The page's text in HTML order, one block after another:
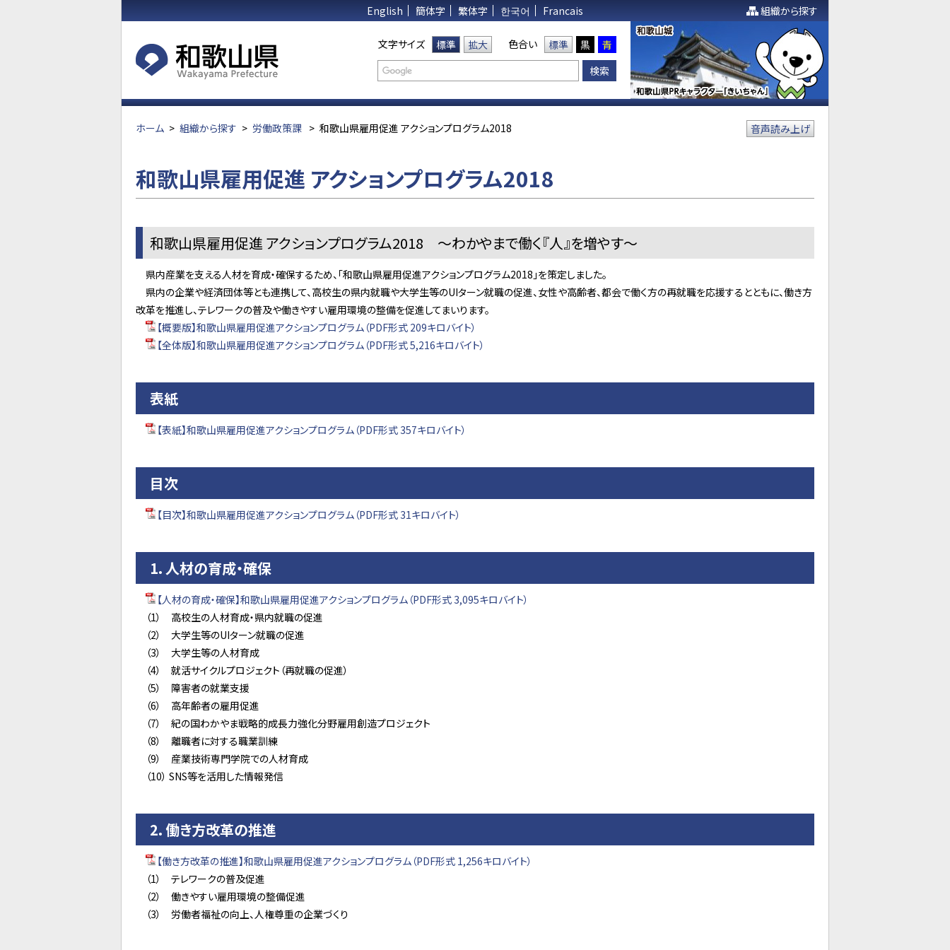
English 簡体字 繁体字 한국어 Francais 組織から探す
文字サイズ 標準 拡大 色合い 標準 黒 青
ホーム > 組織から探す > 労働政策課 > 和歌山県雇用促進 アクションプログラム2018 音声読み上げ
和歌山県雇用促進 アクションプログラム2018
和歌山県雇用促進 アクションプログラム2018 ～わかやまで働く『人』を増やす～
県内産業を支える人材を育成・確保するため、「和歌山県雇用促進アクションプログラム2018」を策定しました。
県内の企業や経済団体等とも連携して、高校生の県内就職や大学生等のUIターン就職の促進、女性や高齢者、都会で働く方の再就職を応援するとともに、働き方
改革を推進し、テレワークの普及や働きやすい雇用環境の整備を促進してまいります。
【概要版】和歌山県雇用促進アクションプログラム（PDF形式 209キロバイト）
【全体版】和歌山県雇用促進アクションプログラム（PDF形式 5,216キロバイト）
表紙
【表紙】和歌山県雇用促進アクションプログラム（PDF形式 357キロバイト）
目次
【目次】和歌山県雇用促進アクションプログラム（PDF形式 31キロバイト）
1．人材の育成・確保
【人材の育成・確保】和歌山県雇用促進アクションプログラム（PDF形式 3,095キロバイト）
（1） 高校生の人材育成・県内就職の促進
（2） 大学生等のUIターン就職の促進
（3） 大学生等の人材育成
（4） 就活サイクルプロジェクト（再就職の促進）
（5） 障害者の就業支援
（6） 高年齢者の雇用促進
（7） 紀の国わかやま戦略的成長力強化分野雇用創造プロジェクト
（8） 離職者に対する職業訓練
（9） 産業技術専門学院での人材育成
（10） SNS等を活用した情報発信
2．働き方改革の推進
【働き方改革の推進】和歌山県雇用促進アクションプログラム（PDF形式 1,256キロバイト）
（1） テレワークの普及促進
（2） 働きやすい雇用環境の整備促進
（3） 労働者福祉の向上、人権尊重の企業づくり